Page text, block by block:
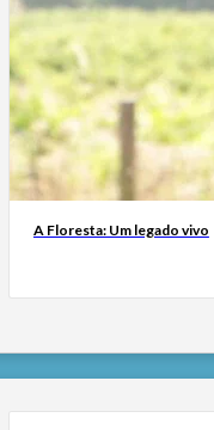
A Floresta: Um legado vivo